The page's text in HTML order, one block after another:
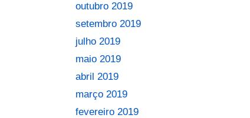
outubro 2019
setembro 2019
julho 2019
maio 2019
abril 2019
março 2019
fevereiro 2019